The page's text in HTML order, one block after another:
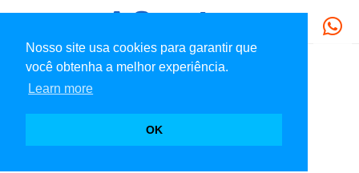
Nosso site usa cookies para garantir que
você obtenha a melhor experiência.
Learn more
OK